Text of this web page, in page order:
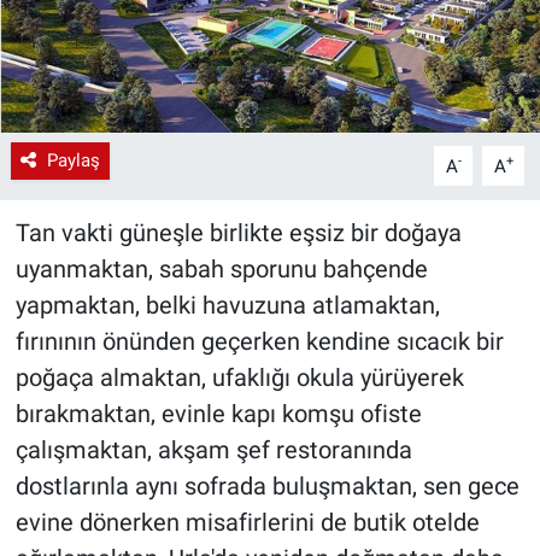
Paylaş A- A+
Tan vakti güneşle birlikte eşsiz bir doğaya
uyanmaktan, sabah sporunu bahçende
yapmaktan, belki havuzuna atlamaktan,
fırınının önünden geçerken kendine sıcacık bir
poğaça almaktan, ufaklığı okula yürüyerek
bırakmaktan, evinle kapı komşu ofiste
çalışmaktan, akşam şef restoranında
dostlarınla aynı sofrada buluşmaktan, sen gece
evine dönerken misafirlerini de butik otelde